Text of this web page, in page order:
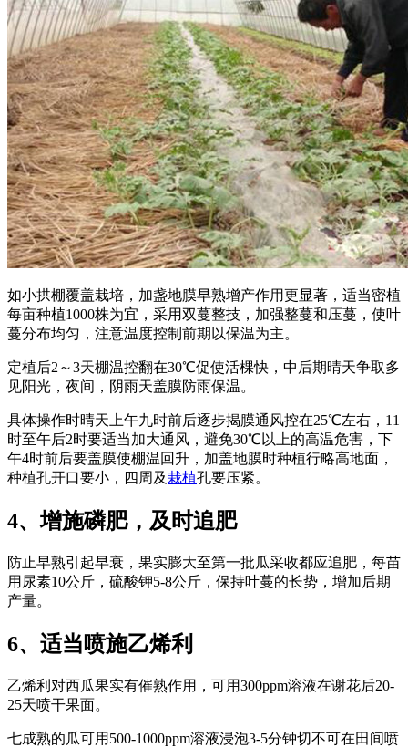
如小拱棚覆盖栽培，加盏地膜早熟增产作用更显著，适当密植
每亩种植1000株为宜，采用双蔓整技，加强整蔓和压蔓，使叶
蔓分布均匀，注意温度控制前期以保温为主。
定植后2～3天棚温控翻在30℃促使活棵快，中后期晴天争取多
见阳光，夜间，阴雨天盖膜防雨保温。
具体操作时晴天上午九时前后逐步揭膜通风控在25℃左右，11
时至午后2时要适当加大通风，避免30℃以上的高温危害，下
午4时前后要盖膜使棚温回升，加盖地膜时种植行略高地面，
种植孔开口要小，四周及栽植孔要压紧。
4、增施磷肥，及时追肥
防止早熟引起早衰，果实膨大至第一批瓜采收都应追肥，每苗
用尿素10公斤，硫酸钾5-8公斤，保持叶蔓的长势，增加后期
产量。
6、适当喷施乙烯利
乙烯利对西瓜果实有催熟作用，可用300ppm溶液在谢花后20-
25天喷干果面。
七成熟的瓜可用500-1000ppm溶液浸泡3-5分钟切不可在田间喷